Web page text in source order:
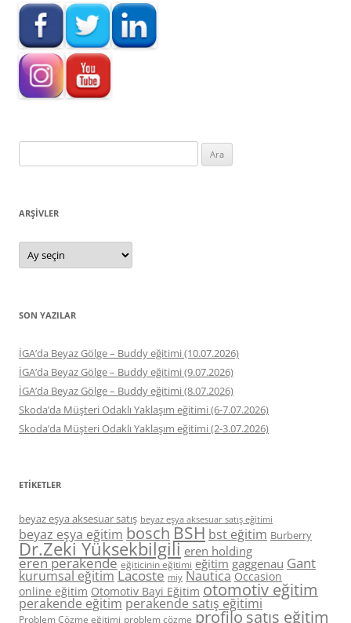
ARŞIVLER
Arşivler
SON YAZILAR
İGA’da Beyaz Gölge – Buddy eğitimi (10.07.2026)
İGA’da Beyaz Gölge – Buddy eğitimi (9.07.2026)
İGA’da Beyaz Gölge – Buddy eğitimi (8.07.2026)
Skoda’da Müşteri Odaklı Yaklaşım eğitimi (6-7.07.2026)
Skoda’da Müşteri Odaklı Yaklaşım eğitimi (2-3.07.2026)
ETIKETLER
beyaz eşya aksesuar satış beyaz eşya aksesuar satış eğitimi
beyaz eşya eğitim boschBSH bst eğitim Burberry
Dr.Zeki Yüksekbilgili eren holding
eren perakende eğiticinin eğitimi eğitim gaggenau Gant
kurumsal eğitim Lacoste miy Nautica Occasion
online eğitim Otomotiv Bayi Eğitim otomotiv eğitim
perakende eğitim perakende satış eğitimi
Problem Çözme eğitimi problem çözme profilo satış eğitim